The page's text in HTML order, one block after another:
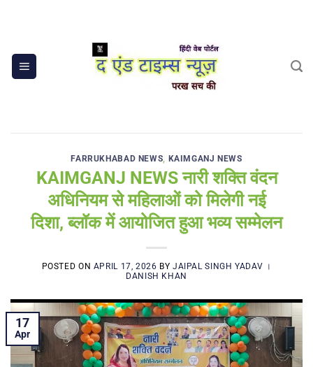
FARRUKHABAD NEWS, KAIMGANJ NEWS
KAIMGANJ NEWS नारी शक्ति वंदन
अधिनियम से महिलाओं को मिलेगी नई
दिशा, ब्लॉक में आयोजित हुआ भव्य सम्मेलन
POSTED ON APRIL 17, 2026 BY JAIPAL SINGH YADAV ।
DANISH KHAN
17
Apr